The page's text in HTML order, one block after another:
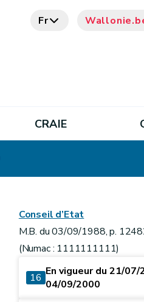
Fr
CRAIE
Conseil d’Etat
M.B. du 03/09/1988, p.
(Numac : 1111111111)
16 En vigueur du 21/07/
04/09/2000